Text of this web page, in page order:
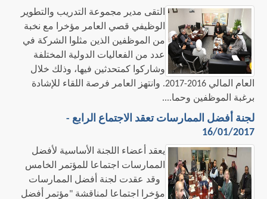
​ التقى مدير مجموعة التدريب والتطوير
الوظيفي قصي العامر مؤخرا مع نخبة
من الموظفين الذين مثلوا الشركة في
عدد من الفعاليات الدولية المختلفة
وشاركوا كمتحدثين فيها، وذلك خلال
العام المالي 2016-2017. وانتهز العامر فرصة اللقاء للإشادة
برغبة الموظفين وحما....
لجنة أفضل الممارسات تعقد الاجتماع الرابع -
16/01/2017
يعقد أعضاء اللجنة الأساسية لأفضل
الممارسات اجتماعا للمؤتمر الخامس
وقد عقدت لجنة أفضل الممارسات
مؤخرا اجتماعا لمناقشة "مؤتمر أفضل